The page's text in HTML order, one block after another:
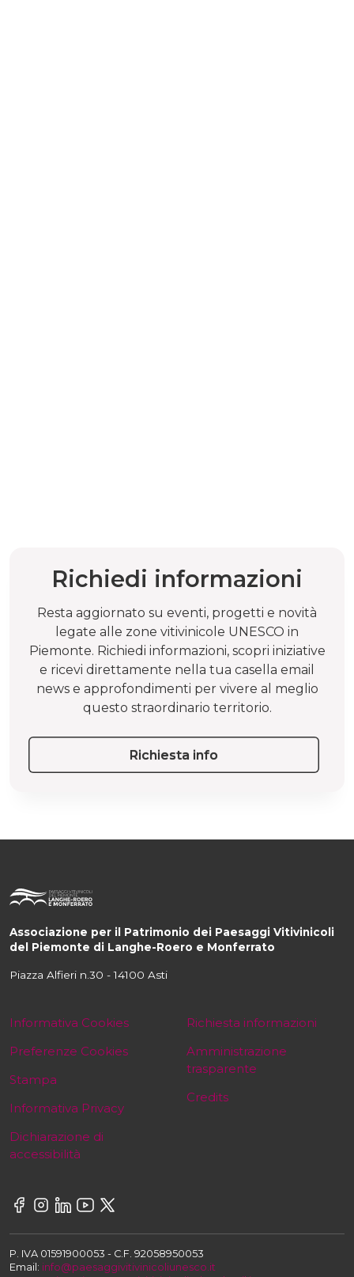
Richiedi informazioni
Resta aggiornato su eventi, progetti e novità
legate alle zone vitivinicole UNESCO in
Piemonte. Richiedi informazioni, scopri iniziative
e ricevi direttamente nella tua casella email
news e approfondimenti per vivere al meglio
questo straordinario territorio.
Richiesta info
Associazione per il Patrimonio dei Paesaggi Vitivinicoli
del Piemonte di Langhe-Roero e Monferrato
Piazza Alfieri n.30 - 14100 Asti
Informativa Cookies
Preferenze Cookies
Stampa
Informativa Privacy
Dichiarazione di
accessibilità
Richiesta informazioni
Amministrazione
trasparente
Credits
P. IVA 01591900053 - C.F. 92058950053
Email: info@paesaggivitivinicoliunesco.it